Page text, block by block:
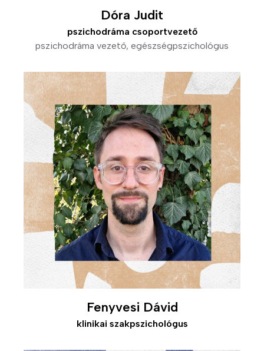
Dóra Judit
pszichodráma csoportvezető
pszichodráma vezető, egészségpszichológus
Kép
Fenyvesi Dávid
klinikai szakpszichológus